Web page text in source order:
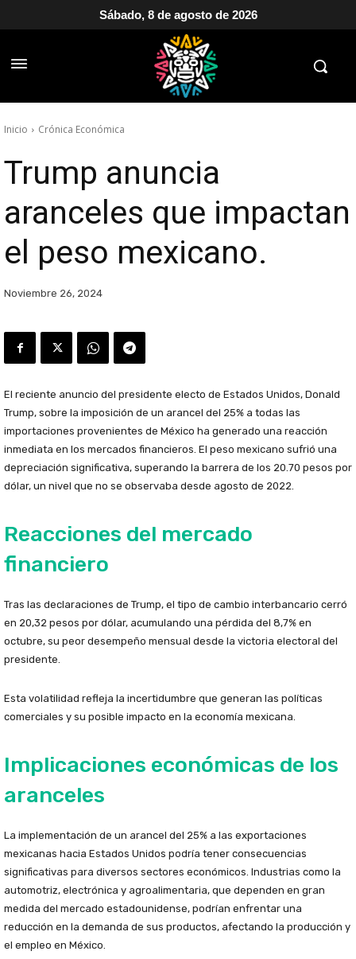
Sábado, 8 de agosto de 2026
Inicio Crónica Económica
Trump anuncia
aranceles que impactan
el peso mexicano.
Noviembre 26, 2024
El reciente anuncio del presidente electo de Estados Unidos, Donald
Trump, sobre la imposición de un arancel del 25% a todas las
importaciones provenientes de México ha generado una reacción
inmediata en los mercados financieros. El peso mexicano sufrió una
depreciación significativa, superando la barrera de los 20.70 pesos por
dólar, un nivel que no se observaba desde agosto de 2022.
Reacciones del mercado
financiero
Tras las declaraciones de Trump, el tipo de cambio interbancario cerró
en 20,32 pesos por dólar, acumulando una pérdida del 8,7% en
octubre, su peor desempeño mensual desde la victoria electoral del
presidente.
Esta volatilidad refleja la incertidumbre que generan las políticas
comerciales y su posible impacto en la economía mexicana.
Implicaciones económicas de los
aranceles
La implementación de un arancel del 25% a las exportaciones
mexicanas hacia Estados Unidos podría tener consecuencias
significativas para diversos sectores económicos. Industrias como la
automotriz, electrónica y agroalimentaria, que dependen en gran
medida del mercado estadounidense, podrían enfrentar una
reducción en la demanda de sus productos, afectando la producción y
el empleo en México.